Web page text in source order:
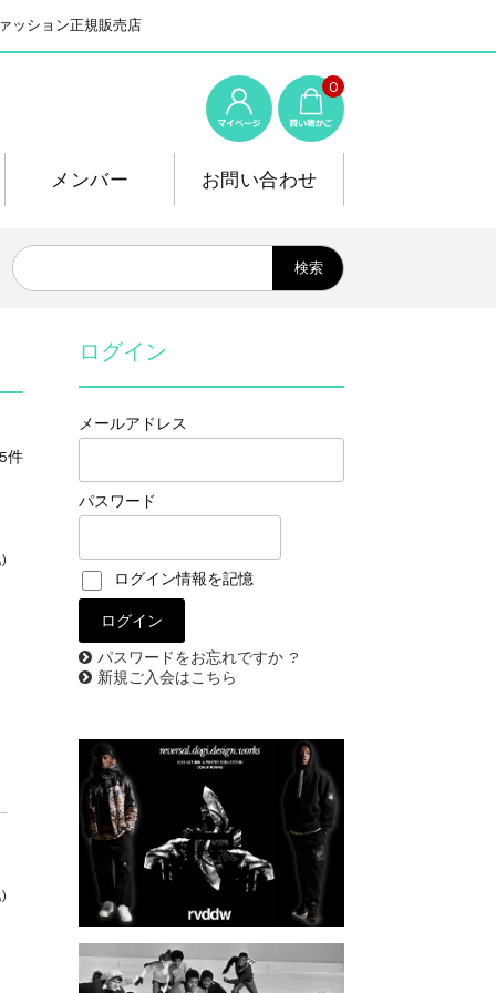
ッション正規販売店
0
メンバー お問い合わせ
件
ログイン
メールアドレス
パスワード
ログイン情報を記憶
パスワードをお忘れですか ?
新規ご入会はこちら